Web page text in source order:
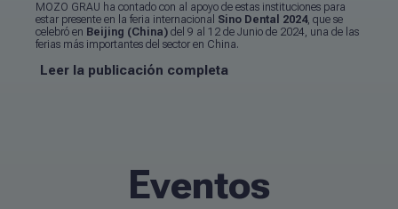
MOZO GRAU ha contado con al apoyo de estas instituciones para
estar presente en la feria internacional Sino Dental 2024, que se
celebró en Beijing (China) del 9 al 12 de Junio de 2024, una de las
ferias más importantes del sector en China.
Leer la publicación completa
Eventos